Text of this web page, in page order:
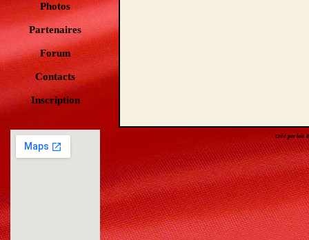
Photos
Partenaires
Forum
Contacts
Inscription
Créé par loic